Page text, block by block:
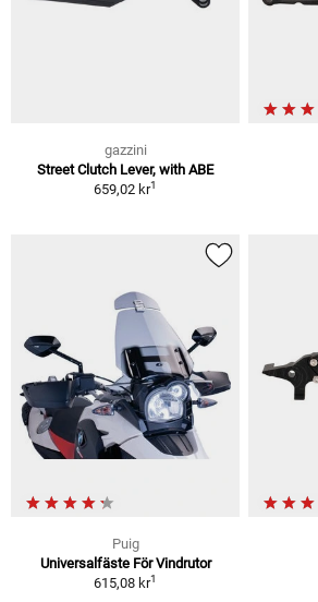
gazzini
Street Clutch Lever, with ABE
659,02 kr1
Puig
Universalfäste För Vindrutor
615,08 kr1